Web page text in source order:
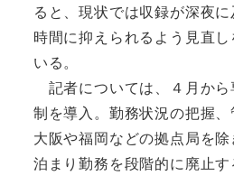
ると、現状では収録が深夜
時間に抑えられるよう見直
いる。
記者については、４月か
制を導入。勤務状況の把握、
大阪や福岡などの拠点局を
泊まり勤務を段階的に廃止